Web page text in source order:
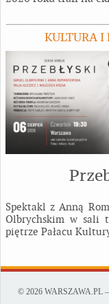
KULTURA I
Spektakl z Anną
Olbrychskim w sali
piętrze Pałacu
© 2026 WARSZAWA.PL